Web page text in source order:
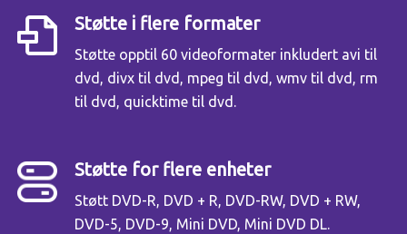
Støtte i flere formater
Støtte opptil 60 videoformater inkludert avi til
dvd, divx til dvd, mpeg til dvd, wmv til dvd, rm
til dvd, quicktime til dvd.
Støtte for flere enheter
Støtt DVD-R, DVD + R, DVD-RW, DVD + RW,
DVD-5, DVD-9, Mini DVD, Mini DVD DL.